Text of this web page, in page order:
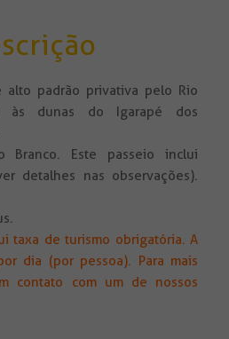
alto padrão privativa pelo Rio
às dunas do Igarapé dos
Branco. Este passeio inclui
detalhes nas observações).
taxa de turismo obrigatória. A
dia (por pessoa). Para mais
contato com um de nossos